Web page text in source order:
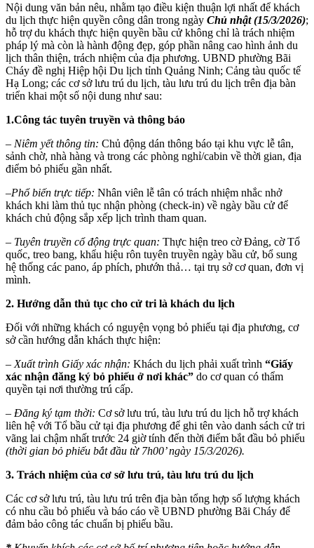
Nội dung văn bản nêu, nhằm tạo điều kiện thuận lợi nhất để khách
du lịch thực hiện quyền công dân trong ngày Chủ nhật (15/3/2026);
hỗ trợ du khách thực hiện quyền bầu cử không chỉ là trách nhiệm
pháp lý mà còn là hành động đẹp, góp phần nâng cao hình ảnh du
lịch thân thiện, trách nhiệm của địa phương. UBND phường Bãi
Cháy đề nghị Hiệp hội Du lịch tỉnh Quảng Ninh; Cảng tàu quốc tế
Hạ Long; các cơ sở lưu trú du lịch, tàu lưu trú du lịch trên địa bàn
triển khai một số nội dung như sau:
1.Công tác tuyên truyền và thông báo
– Niêm yết thông tin: Chủ động dán thông báo tại khu vực lễ tân,
sảnh chờ, nhà hàng và trong các phòng nghỉ/cabin về thời gian, địa
điểm bỏ phiếu gần nhất.
–Phổ biến trực tiếp: Nhân viên lễ tân có trách nhiệm nhắc nhở
khách khi làm thủ tục nhận phòng (check-in) về ngày bầu cử để
khách chủ động sắp xếp lịch trình tham quan.
– Tuyên truyền cổ động trực quan: Thực hiện treo cờ Đảng, cờ Tổ
quốc, treo bang, khẩu hiệu rôn tuyên truyền ngày bầu cử, bổ sung
hệ thống các pano, áp phích, phướn thả… tại trụ sở cơ quan, đơn vị
mình.
2. Hướng dẫn thủ tục cho cử tri là khách du lịch
Đối với những khách có nguyện vọng bỏ phiếu tại địa phương, cơ
sở cần hướng dẫn khách thực hiện:
– Xuất trình Giấy xác nhận: Khách du lịch phải xuất trình “Giấy
xác nhận đăng ký bỏ phiếu ở nơi khác” do cơ quan có thẩm
quyền tại nơi thường trú cấp.
– Đăng ký tạm thời: Cơ sở lưu trú, tàu lưu trú du lịch hỗ trợ khách
liên hệ với Tổ bầu cử tại địa phương để ghi tên vào danh sách cử tri
vãng lai chậm nhất trước 24 giờ tính đến thời điểm bắt đầu bỏ phiếu
(thời gian bỏ phiếu bắt đầu từ 7h00’ ngày 15/3/2026).
3. Trách nhiệm của cơ sở lưu trú, tàu lưu trú du lịch
Các cơ sở lưu trú, tàu lưu trú trên địa bàn tổng hợp số lượng khách
có nhu cầu bỏ phiếu và báo cáo về UBND phường Bãi Cháy để
đảm bảo công tác chuẩn bị phiếu bầu.